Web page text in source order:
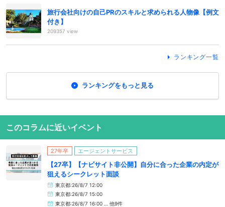
旅行会社向けの自己PRのスキルと求められる人物像【例文
付き】
209357 view
ランキング一覧
ランキングをもっと見る
このコラムに近いイベント
27年卒 エージェントサービス
【27卒】【ナビサイト非公開】自分に合った企業の内定が
狙えるシークレット面談
東京都:26/8/7 12:00
東京都:26/8/7 15:00
東京都:26/8/7 16:00 … 他9件